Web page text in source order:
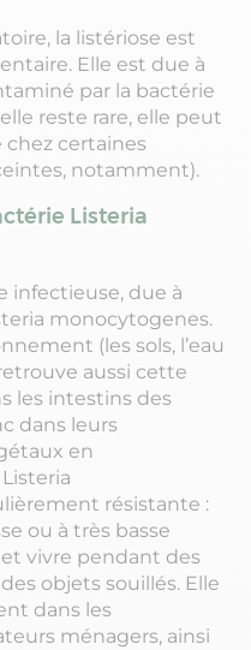
la listériose est
Elle est due à
par la bactérie
reste rare, elle peut
certaines
notamment).
Listeria
infectieuse, due à
monocytogenes.
(les sols, l’eau
aussi cette
les intestins des
dans leurs
en
résistante :
ou à très basse
et vivre pendant des
objets souillés. Elle
dans les
ménagers, ainsi